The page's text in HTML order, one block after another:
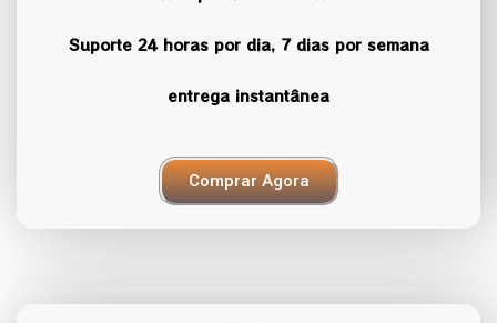
Suporte 24 horas por dia, 7 dias por semana
entrega instantânea
Comprar Agora